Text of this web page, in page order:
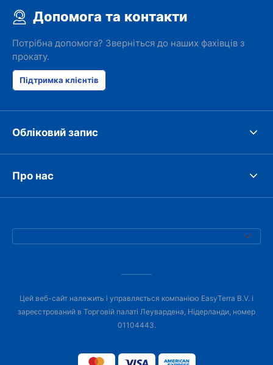
Допомога та контакти
Потрібна допомога? Зверніться до наших фахівців з
прокату.
Підтримка клієнтів
Обліковий запис
Про нас
Цей веб-сайт належить і управляється компанією EasyTerra B.V. і
зареєстрований в Торговій палаті Леувардена, Нідерланди, номер
01104443.